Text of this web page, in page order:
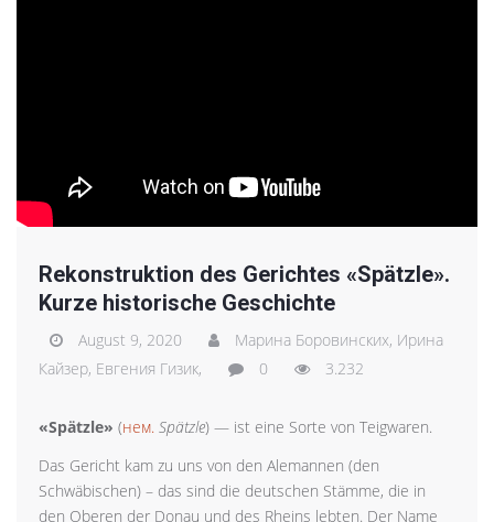
Rekonstruktion des Gerichtes «Spätzle».
Kurze historische Geschichte
August 9, 2020 Марина Боровинских, Ирина
Кайзер, Евгения Гизик, 0 3.232
«Spätzle» (нем. Spätzle) — ist eine Sorte von Teigwaren.
Das Gericht kam zu uns von den Alemannen (den
Schwäbischen) – das sind die deutschen Stämme, die in
den Oberen der Donau und des Rheins lebten. Der Name